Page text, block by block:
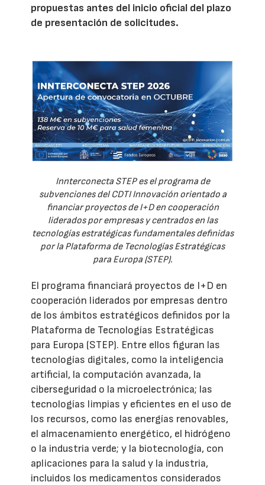
propuestas antes del inicio oficial del plazo
de presentación de solicitudes.
Innterconecta STEP es el programa de
subvenciones del CDTI Innovación orientado a
financiar proyectos de I+D en cooperación
liderados por empresas y centrados en las
tecnologías estratégicas fundamentales definidas
por la Plataforma de Tecnologías Estratégicas
para Europa (STEP).
El programa financiará proyectos de I+D en
cooperación liderados por empresas dentro
de los ámbitos estratégicos definidos por la
Plataforma de Tecnologías Estratégicas
para Europa (STEP). Entre ellos figuran las
tecnologías digitales, como la inteligencia
artificial, la computación avanzada, la
ciberseguridad o la microelectrónica; las
tecnologías limpias y eficientes en el uso de
los recursos, como las energías renovables,
el almacenamiento energético, el hidrógeno
o la industria verde; y la biotecnología, con
aplicaciones para la salud y la industria,
incluidos los medicamentos considerados